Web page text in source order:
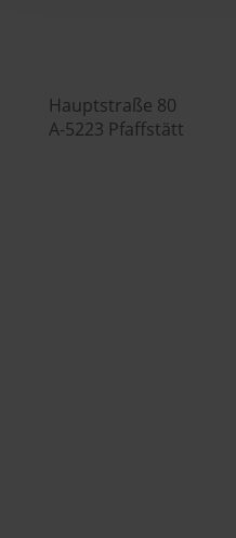
Hauptstraße 80
A-5223 Pfaffstätt